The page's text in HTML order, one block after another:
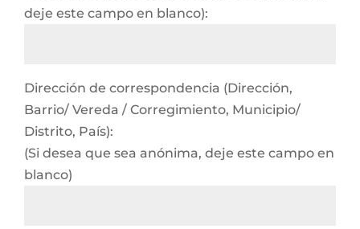
deje este campo en blanco):
Dirección de correspondencia (Dirección,
Barrio/ Vereda / Corregimiento, Municipio/
Distrito, País):
(Si desea que sea anónima, deje este campo en
blanco)